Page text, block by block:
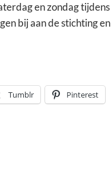
en zondag tijdens
bij aan de stichting en
Tumblr Pinterest